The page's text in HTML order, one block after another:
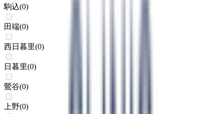
駒込(0)
田端(0)
西日暮里(0)
日暮里(0)
鶯谷(0)
上野(0)